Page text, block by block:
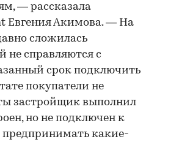
— рассказала
Евгения Акимова. — На
сложилась
не справляются с
срок подключить
покупатели не
застройщик выполнил
но не подключен к
какие-